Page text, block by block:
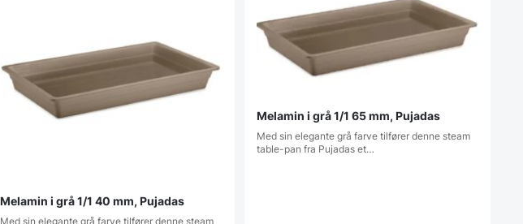
Melamin i grå 1/1 40 mm, Pujadas
Med sin elegante grå farve tilfører denne steam
Melamin i grå 1/1 65 mm, Pujadas
Med sin elegante grå farve tilfører denne steam
table-pan fra Pujadas et…